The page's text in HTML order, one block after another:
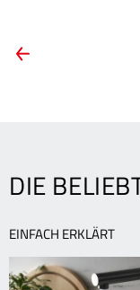
ARTIKEL-
DIE
EINFACH ERKLÄRT